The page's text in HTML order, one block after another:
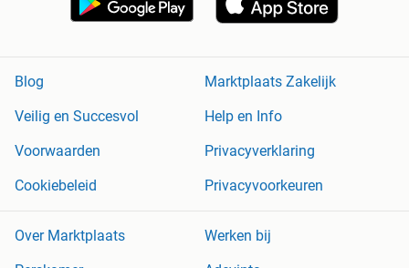
Blog
Marktplaats Zakelijk
Veilig en Succesvol
Help en Info
Voorwaarden
Privacyverklaring
Cookiebeleid
Privacyvoorkeuren
Over Marktplaats
Werken bij